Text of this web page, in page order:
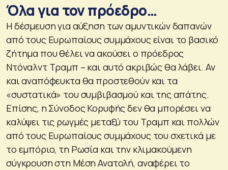
Όλα για τον πρόεδρο…
Η δέσμευση για αύξηση των αμυντικών δαπανών
από τους Ευρωπαίους συμμάχους είναι το βασικό
ζήτημα που θέλει να ακούσει ο πρόεδρος
Ντόναλντ Τραμπ – και αυτό ακριβώς θα λάβει. Αν
και αναπόφευκτα θα προστεθούν και τα
«συστατικά» του συμβιβασμού και της απάτης.
Επίσης, η Σύνοδος Κορυφής δεν θα μπορέσει να
καλύψει τις ρωγμές μεταξύ του Τραμπ και πολλών
από τους Ευρωπαίους συμμάχους του σχετικά με
το εμπόριο, τη Ρωσία και την κλιμακούμενη
σύγκρουση στη Μέση Ανατολή, αναφέρει το